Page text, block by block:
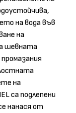
на вода във
на
шевната
на
са подлепени
нанася от